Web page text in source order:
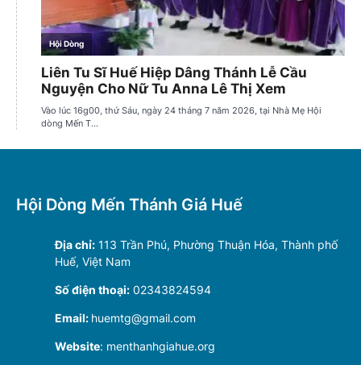
Hội Dòng Mến Thánh Giá Huế
Địa chỉ: 113 Trần Phú, Phường Thuận Hóa, Thành phố
Huế, Việt Nam
Số điện thoại: 02343824594
Email: huemtg@gmail.com
Website: menthanhgiahue.org